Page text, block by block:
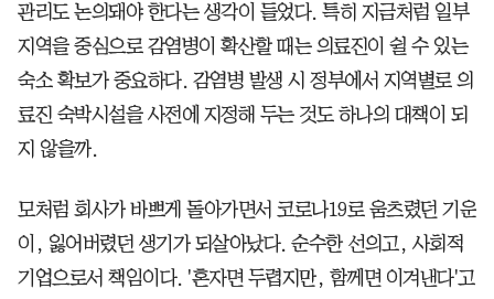
관리도 논의돼야 한다는 생각이 들었다. 특히 지금처럼 일부
지역을 중심으로 감염병이 확산할 때는 의료진이 쉴 수 있는
숙소 확보가 중요하다. 감염병 발생 시 정부에서 지역별로 의
료진 숙박시설을 사전에 지정해 두는 것도 하나의 대책이 되
지 않을까.
모처럼 회사가 바쁘게 돌아가면서 코로나19로 움츠렸던 기운
이, 잃어버렸던 생기가 되살아났다. 순수한 선의고, 사회적
기업으로서 책임이다. '혼자면 두렵지만, 함께면 이겨낸다'고